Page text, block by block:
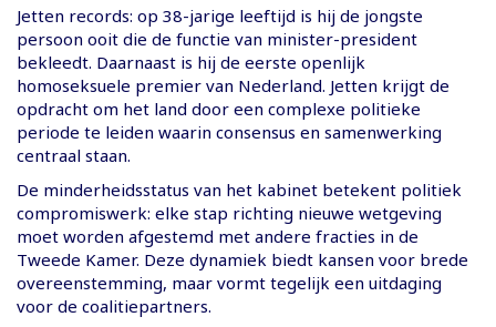
Jetten records: op 38-jarige leeftijd is hij de jongste
persoon ooit die de functie van minister-president
bekleedt. Daarnaast is hij de eerste openlijk
homoseksuele premier van Nederland. Jetten krijgt de
opdracht om het land door een complexe politieke
periode te leiden waarin consensus en samenwerking
centraal staan.
De minderheidsstatus van het kabinet betekent politiek
compromiswerk: elke stap richting nieuwe wetgeving
moet worden afgestemd met andere fracties in de
Tweede Kamer. Deze dynamiek biedt kansen voor brede
overeenstemming, maar vormt tegelijk een uitdaging
voor de coalitiepartners.